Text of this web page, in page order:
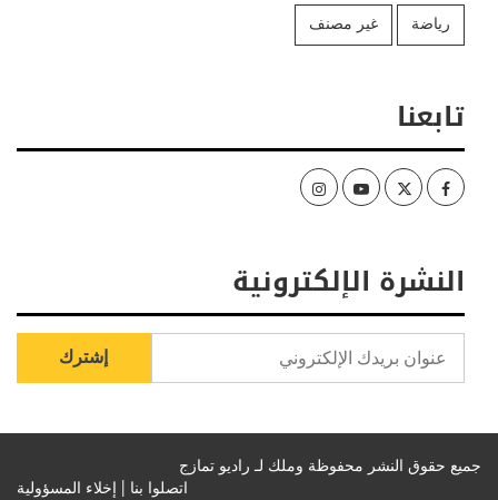
رياضة غير مصنف
تابعنا
Facebook
Twitter
Youtube
Instagram
النشرة الإلكترونية
جميع حقوق النشر محفوظة وملك لـ راديو تمازج
اتصلوا بنا |
إخلاء المسؤولية